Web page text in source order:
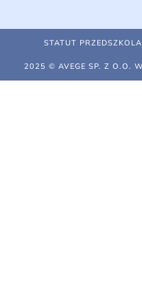
STATUT PRZEDSZKOLA
2025 © AVEGE SP. Z O.O.